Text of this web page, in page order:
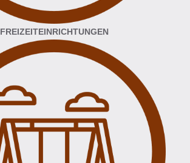
FREIZEITEINRICHTUNGEN